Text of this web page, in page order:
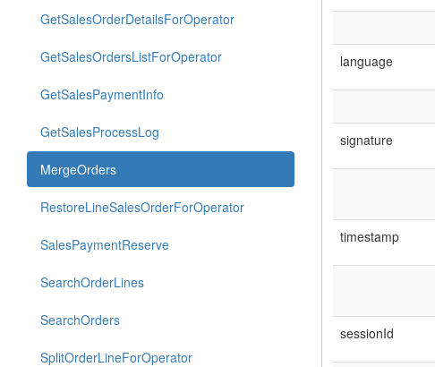
GetSalesOrderDetailsForOperator
GetSalesOrdersListForOperator
GetSalesPaymentInfo
GetSalesProcessLog
MergeOrders
RestoreLineSalesOrderForOperator
SalesPaymentReserve
SearchOrderLines
SearchOrders
SplitOrderLineForOperator
language
signature
timestamp
sessionId